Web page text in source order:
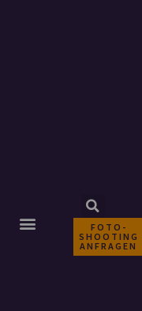
FOTO-
SHOOTING
ANFRAGEN